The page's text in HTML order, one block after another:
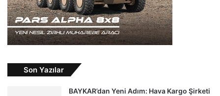
Son Yazılar
BAYKAR’dan Yeni Adım: Hava Kargo Şirketi